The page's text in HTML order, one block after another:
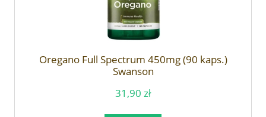
Oregano Full Spectrum 450mg (90 kaps.)
Swanson
31,90 zł